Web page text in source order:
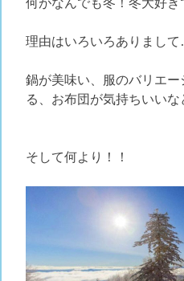
何がなんでも冬！冬大好き
理由はいろいろありまし
鍋が美味い、服のバリエ
る、お布団が気持ちいい
そして何より！！